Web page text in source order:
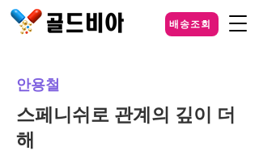
배송조회
안용철
스페니쉬로 관계의 깊이 더
해